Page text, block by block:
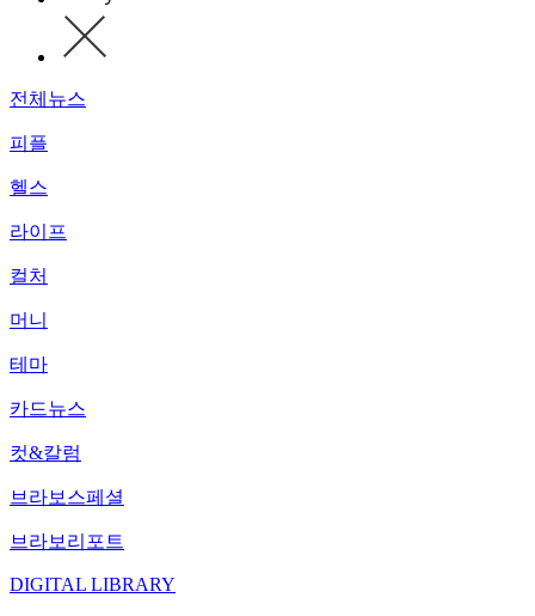
전체뉴스
피플
헬스
라이프
컬처
머니
테마
카드뉴스
컷&칼럼
브라보스페셜
브라보리포트
DIGITAL LIBRARY